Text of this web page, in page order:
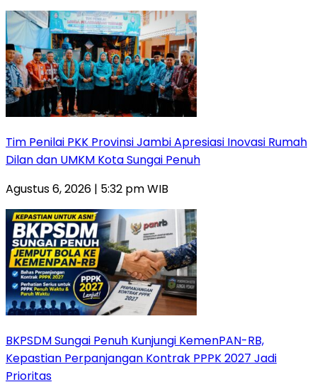
Tim Penilai PKK Provinsi Jambi Apresiasi Inovasi Rumah
Dilan dan UMKM Kota Sungai Penuh
Agustus 6, 2026 | 5:32 pm WIB
BKPSDM Sungai Penuh Kunjungi KemenPAN-RB,
Kepastian Perpanjangan Kontrak PPPK 2027 Jadi
Prioritas